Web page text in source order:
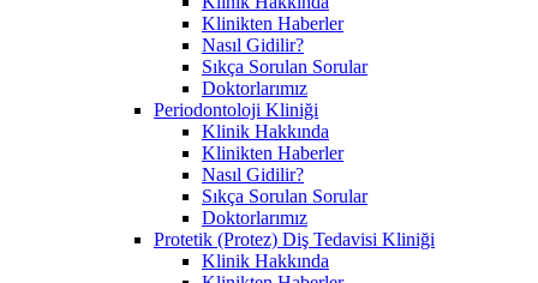
Klinikten Haberler
Nasıl Gidilir?
Sıkça Sorulan Sorular
Doktorlarımız
Periodontoloji Kliniği
Klinik Hakkında
Klinikten Haberler
Nasıl Gidilir?
Sıkça Sorulan Sorular
Doktorlarımız
Protetik (Protez) Diş Tedavisi Kliniği
Klinik Hakkında